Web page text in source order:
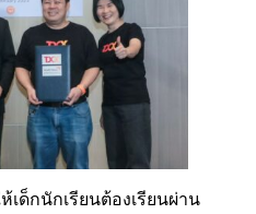
เด็กนักเรียนต้องเรียนผ่าน